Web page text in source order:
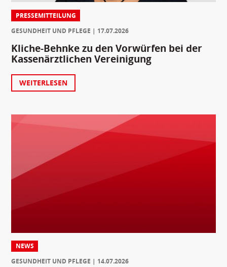
PRESSEMITTEILUNG
GESUNDHEIT UND PFLEGE
17.07.2026
Kliche-Behnke zu den Vorwürfen bei der
Kassenärztlichen Vereinigung
WEITERLESEN
NEWS
GESUNDHEIT UND PFLEGE
14.07.2026